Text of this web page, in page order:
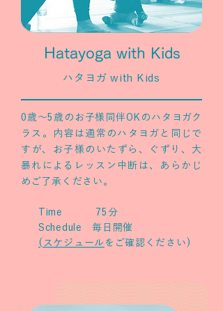
Hatayoga with Kids
ハタヨガ with Kids
0歳～5歳のお子様同伴OKのハタヨガク
ラス。​内容は通常のハタヨガと同じで
すが、お子様のいたずら、ぐずり、大
暴れによるレッスン中断は、あらかじ
めご了承ください。
Time 75分
Schedule 毎日開催
(スケジュール をご確認ください)